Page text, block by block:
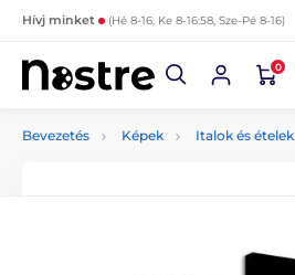
Hívj minket (Hé 8-16, Ke 8-16:58, Sze-Pé 8-16)
0
Bevezetés Képek Italok és ételek